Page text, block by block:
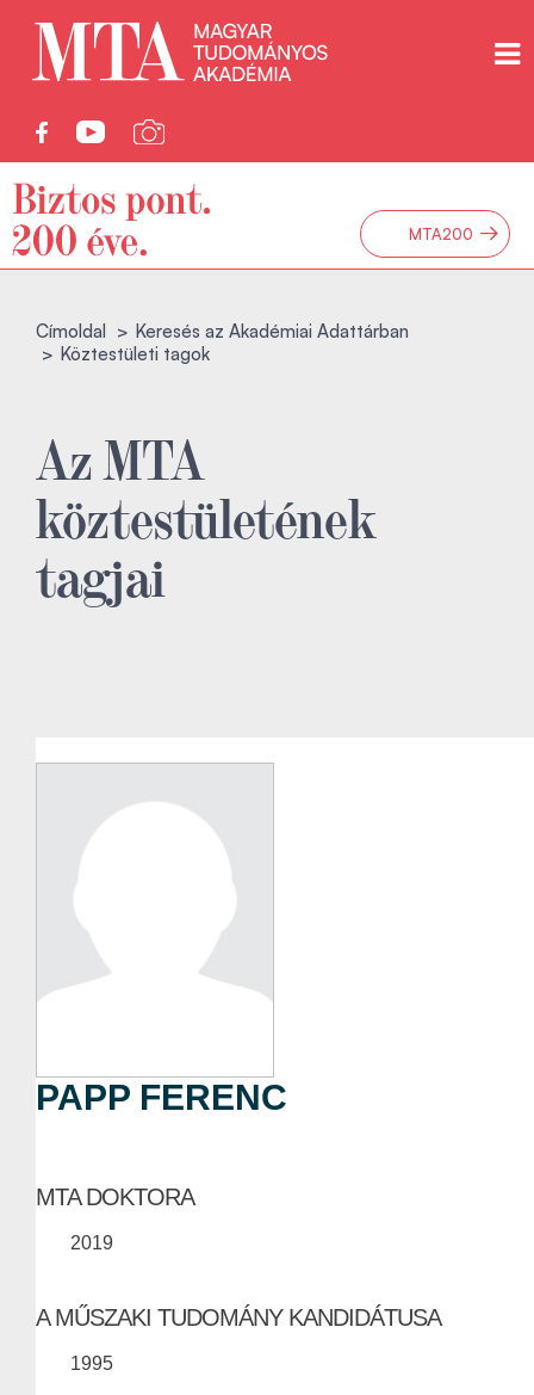
MTA200 →
Címoldal
Keresés az Akadémiai Adattárban
Köztestületi tagok
Az MTA
köztestületének
tagjai
PAPP FERENC
MTA DOKTORA
2019
A MŰSZAKI TUDOMÁNY KANDIDÁTUSA
1995